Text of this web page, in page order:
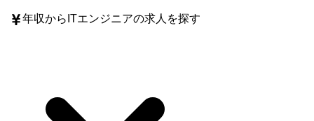
年収からITエンジニアの求人を探す